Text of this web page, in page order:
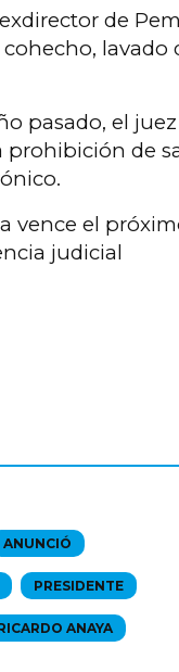
de
lavado
pasado, el
prohibición de
vence el
judicial
ANUNCIÓ
PRESIDENTE
ANAYA